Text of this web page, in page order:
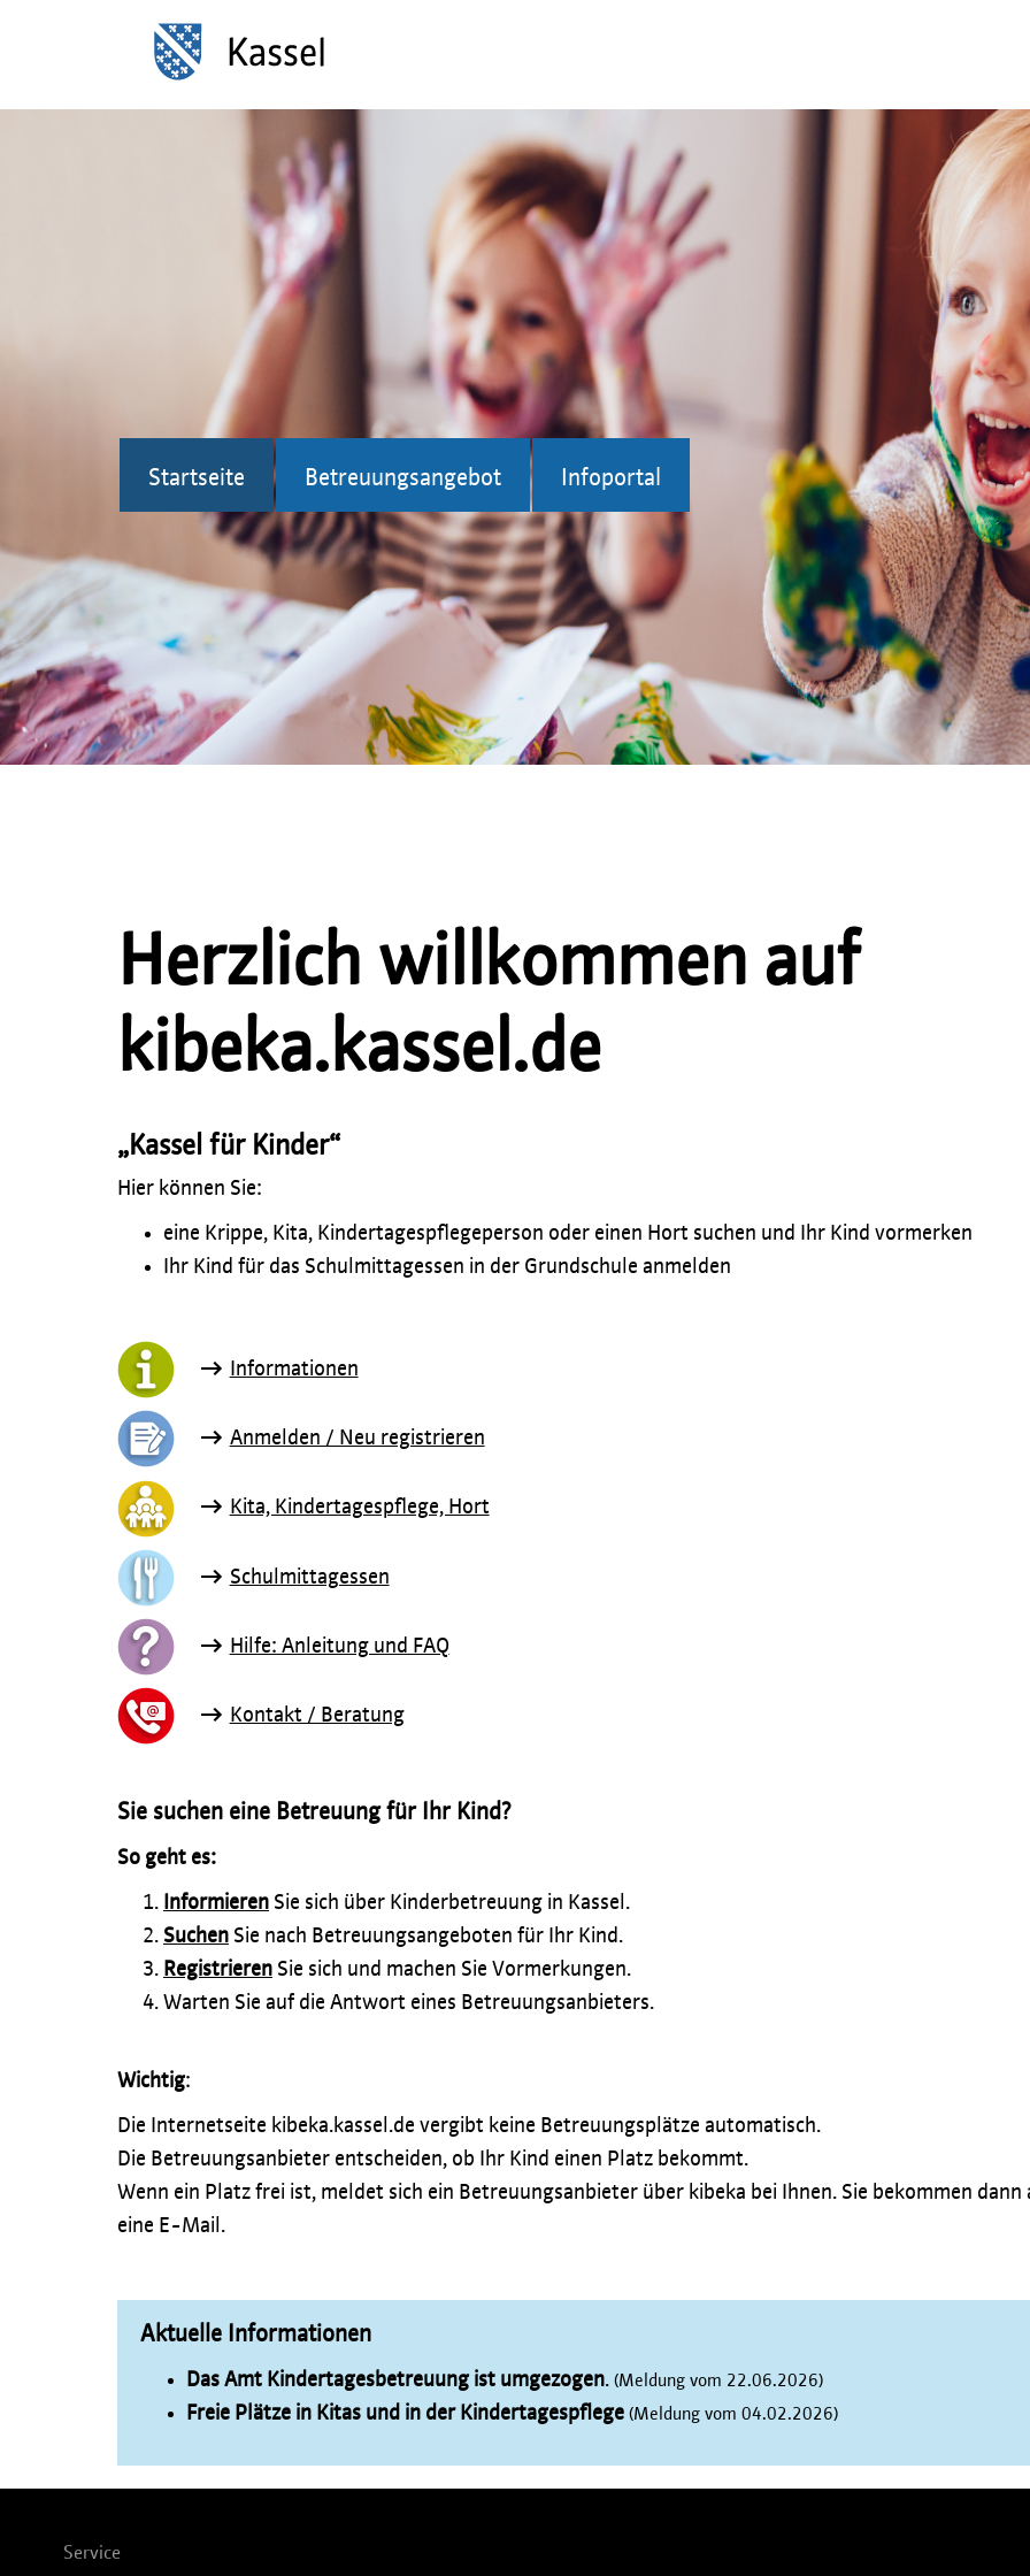
Startseite Betreuungsangebot Infoportal
Herzlich willkommen auf
kibeka.kassel.de
„Kassel für Kinder“
Hier können Sie:
eine Krippe, Kita, Kindertagespflegeperson oder einen Hort suchen und Ihr Kind vormerken
Ihr Kind für das Schulmittagessen in der Grundschule anmelden
Informationen
Anmelden / Neu registrieren
Kita, Kindertagespflege, Hort
Schulmittagessen
Hilfe: Anleitung und FAQ
Kontakt / Beratung
Sie suchen eine Betreuung für Ihr Kind?
So geht es:
Informieren Sie sich über Kinderbetreuung in Kassel.
Suchen Sie nach Betreuungsangeboten für Ihr Kind.
Registrieren Sie sich und machen Sie Vormerkungen.
Warten Sie auf die Antwort eines Betreuungsanbieters.
Wichtig:
Die Internetseite kibeka.kassel.de vergibt keine Betreuungsplätze automatisch.
Die Betreuungsanbieter entscheiden, ob Ihr Kind einen Platz bekommt.
Wenn ein Platz frei ist, meldet sich ein Betreuungsanbieter über kibeka bei Ihnen. Sie bekommen dann
eine E-Mail.
Aktuelle Informationen
Das Amt Kindertagesbetreuung ist umgezogen. (Meldung vom 22.06.2026)
Freie Plätze in Kitas und in der Kindertagespflege (Meldung vom 04.02.2026)
Service